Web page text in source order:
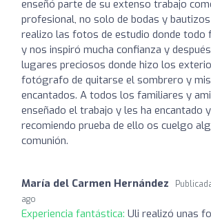
enseñó parte de su extenso trabajo
profesional, no solo de bodas y
realizo las fotos de estudio donde todo
y nos inspiró mucha confianza y
lugares preciosos donde hizo los
fotógrafo de quitarse el sombrero y
encantados. A todos los familiares y
enseñado el trabajo y les ha encantado
recomiendo prueba de ello os cuelgo
comunión.
María del Carmen Hernández
ago
Experiencia fantástica: Uli realizó unas